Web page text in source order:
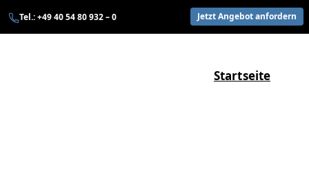
Tel.: +49 40 54 80 932 – 0 Jetzt Angebot anfordern
Inhalt
Startseite